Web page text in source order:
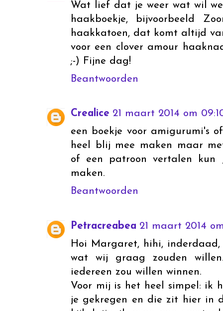
Wat lief dat je weer wat wil
haakboekje, bijvoorbeeld
haakkatoen, dat komt altijd
voor een clover amour
;-) Fijne dag!
Beantwoorden
Crealice 21 maart 2014 om
een boekje voor amigurumi's
heel blij mee maken maar
of een patroon vertalen kun
maken.
Beantwoorden
Petracreabea 21 maart 2014
Hoi Margaret, hihi,
wat wij graag zouden
iedereen zou willen winnen.
Voor mij is het heel simpel: ik
je gekregen en die zit hier in